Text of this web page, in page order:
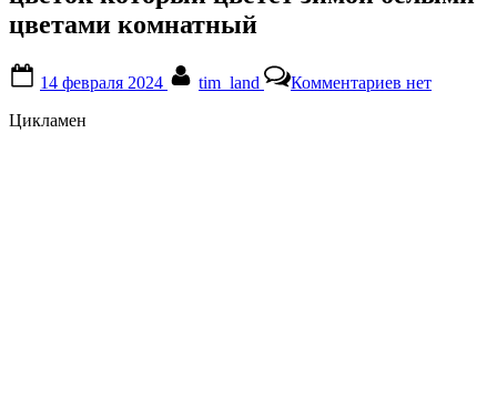
цветами комнатный
on
14 февраля 2024 tim_land Комментариевзаписи
нет
Цикламен